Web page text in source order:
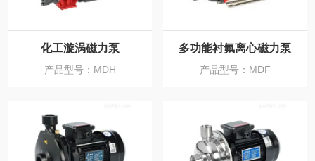
化工漩涡磁力泵
产品型号：MDH
多功能衬氟离心磁力泵
产品型号：MDF